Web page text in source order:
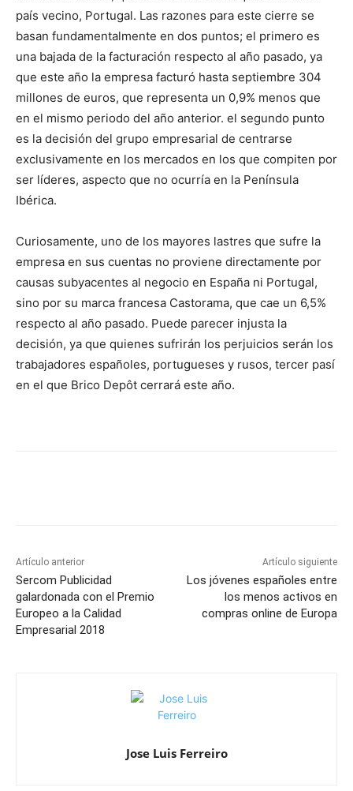
país vecino, Portugal. Las razones para este cierre se
basan fundamentalmente en dos puntos; el primero es
una bajada de la facturación respecto al año pasado, ya
que este año la empresa facturó hasta septiembre 304
millones de euros, que representa un 0,9% menos que
en el mismo periodo del año anterior. el segundo punto
es la decisión del grupo empresarial de centrarse
exclusivamente en los mercados en los que compiten por
ser líderes, aspecto que no ocurría en la Península
Ibérica.
Curiosamente, uno de los mayores lastres que sufre la
empresa en sus cuentas no proviene directamente por
causas subyacentes al negocio en España ni Portugal,
sino por su marca francesa Castorama, que cae un 6,5%
respecto al año pasado. Puede parecer injusta la
decisión, ya que quienes sufrirán los perjuicios serán los
trabajadores españoles, portugueses y rusos, tercer pasí
en el que Brico Depôt cerrará este año.
Artículo anterior
Sercom Publicidad
galardonada con el Premio
Europeo a la Calidad
Empresarial 2018
Artículo siguiente
Los jóvenes españoles entre
los menos activos en
compras online de Europa
Jose Luis Ferreiro